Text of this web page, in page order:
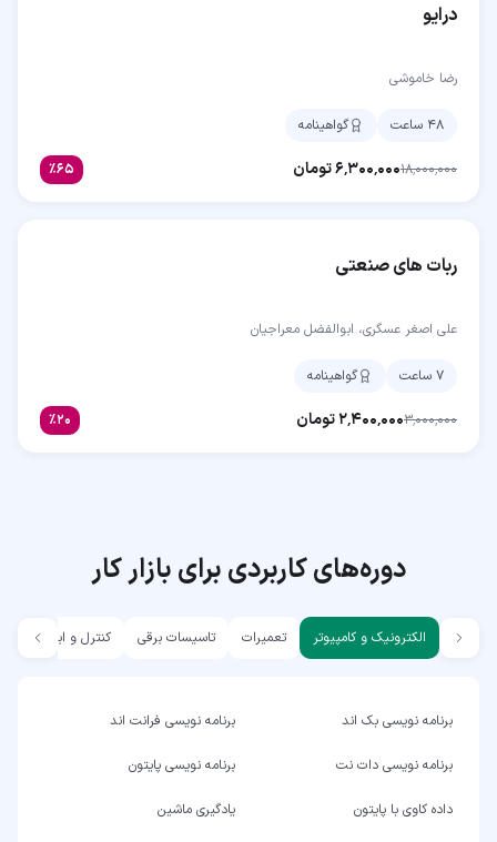
درایو
رضا خاموشی
۴۸ ساعت گواهینامه
۱۸٬۰۰۰٬۰۰۰۶٬۳۰۰٬۰۰۰تومان ٪۶۵
ربات های صنعتی
علی اصغر عسگری، ابوالفضل معراجیان
۷ ساعت گواهینامه
۳٬۰۰۰٬۰۰۰۲٬۴۰۰٬۰۰۰تومان ٪۲۰
دوره‌های کاربردی برای بازار کار
الکترونیک و کامپیوتر تعمیرات تاسیسات برقی کنترل و ابزار دقیق
برنامه نویسی بک اند برنامه نویسی فرانت اند
برنامه نویسی دات نت برنامه نویسی پایتون
داده کاوی با پایتون یادگیری ماشین